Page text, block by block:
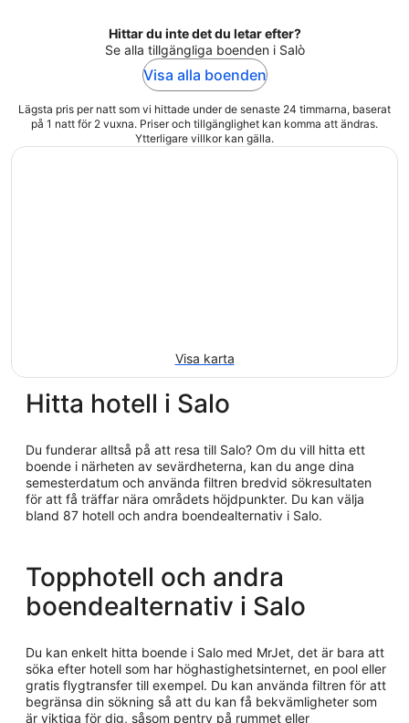
Hittar du inte det du letar efter?
Se alla tillgängliga boenden i Salò
Visa alla boenden
Lägsta pris per natt som vi hittade under de senaste 24 timmarna, baserat
på 1 natt för 2 vuxna. Priser och tillgänglighet kan komma att ändras.
Ytterligare villkor kan gälla.
Visa karta
Hitta hotell i Salo
Du funderar alltså på att resa till Salo? Om du vill hitta ett
boende i närheten av sevärdheterna, kan du ange dina
semesterdatum och använda filtren bredvid sökresultaten
för att få träffar nära områdets höjdpunkter. Du kan välja
bland 87 hotell och andra boendealternativ i Salo.
Topphotell och andra
boendealternativ i Salo
Du kan enkelt hitta boende i Salo med MrJet, det är bara att
söka efter hotell som har höghastighetsinternet, en pool eller
gratis flygtransfer till exempel. Du kan använda filtren för att
begränsa din sökning så att du kan få bekvämligheter som
är viktiga för dig, såsom pentry på rummet eller